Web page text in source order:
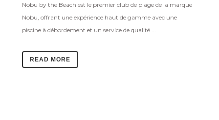
Nobu by the Beach est le premier club de plage de la marque
Nobu, offrant une expérience haut de gamme avec une
piscine à débordement et un service de qualité....
READ MORE